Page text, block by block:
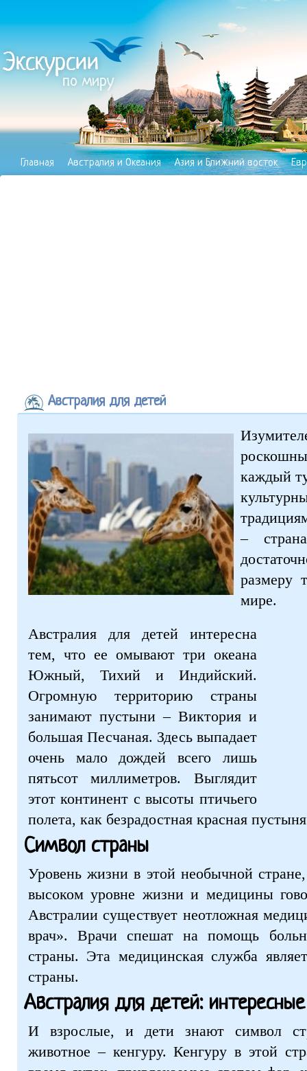
Главная Австралия и Океания Азия и Ближний восток
Австралия для детей
каждый
–
размеру
мире.
Австралия для детей интересна
тем, что ее омывают три океана
Южный, Тихий и Индийский.
Огромную территорию страны
занимают пустыни – Виктория и
большая Песчаная. Здесь выпадает
очень мало дождей всего лишь
пятьсот миллиметров. Выглядит
этот континент с высоты птичьего
полета, как безрадостная красная
Символ страны
Уровень жизни в этой необычной
высоком уровне жизни и медицины
Австралии существует неотложная
врач». Врачи спешат на помощь
страны. Эта медицинская служба
страны.
Австралия для детей:
И взрослые, и дети знают символ
животное – кенгуру. Кенгуру в этой